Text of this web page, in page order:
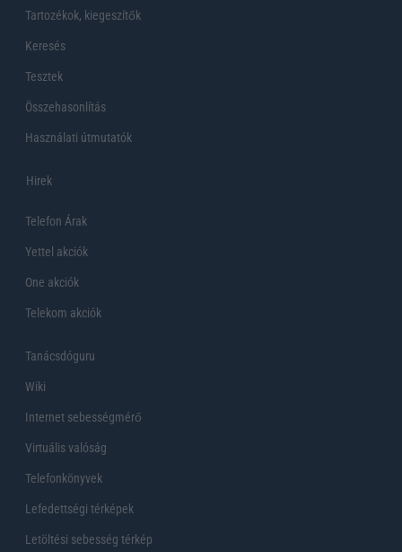
Tartozékok, kiegeszítők
Keresés
Tesztek
Összehasonlítás
Használati útmutatók
Hirek
Telefon Árak
Yettel akciók
One akciók
Telekom akciók
Tanácsdóguru
Wiki
Internet sebességmérő
Virtuális valóság
Telefonkönyvek
Lefedettségi térképek
Letöltési sebesség térkép